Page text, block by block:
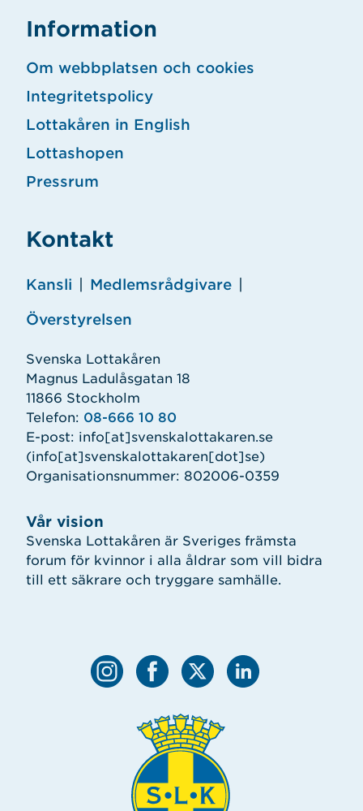
Vår vision
Svenska Lottakåren är Sveriges främsta
forum för kvinnor i alla åldrar som vill bidra
till ett säkrare och tryggare samhälle.
Information
Om webbplatsen och cookies
Integritetspolicy
Lottakåren in English
Lottashopen
Pressrum
Kontakt
Kansli Medlemsrådgivare
Överstyrelsen
Svenska Lottakåren
Magnus Ladulåsgatan 18
11866 Stockholm
Telefon: 08-666 10 80
E-post: info[at]svenskalottakaren.se
(info[at]svenskalottakaren[dot]se)
Organisationsnummer: 802006-0359